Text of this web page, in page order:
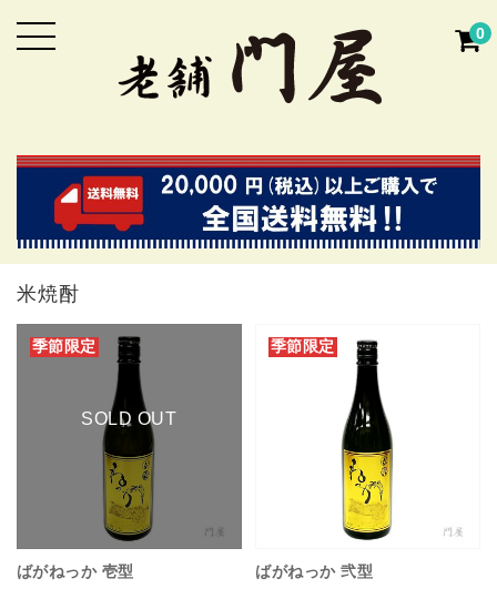
0
米焼酎
季節限定
SOLD OUT
ばがねっか 壱型
季節限定
ばがねっか 弐型